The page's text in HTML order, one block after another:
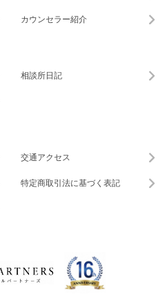
カウンセラー紹介
相談所日記
交通アクセス
特定商取引法に基づく表記